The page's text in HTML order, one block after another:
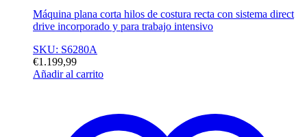
Máquina plana corta hilos de costura recta con sistema direct
drive incorporado y para trabajo intensivo
SKU: S6280A
€1.199,99
Añadir al carrito